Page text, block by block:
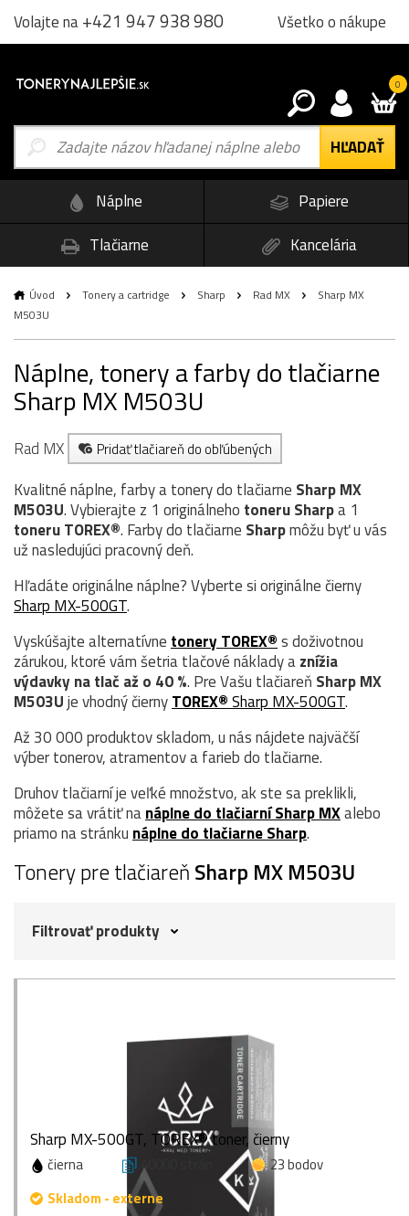
Volajte na+421 947 938 980 Všetko o nákupe
0
Náplne
Papiere
Tlačiarne
Kancelária
Úvod Tonery a cartridge Sharp Rad MX
Sharp MX
M503U
Náplne, tonery a farby do tlačiarne
Sharp MX M503U
Rad MX Pridať tlačiareň do obľúbených
Kvalitné náplne, farby a tonery do tlačiarne Sharp MX
M503U. Vybierajte z 1 originálneho toneruSharpa 1
toneru TOREX®. Farby do tlačiarne Sharpmôžu byť u vás
už nasledujúci pracovný deň.
Hľadáte originálne náplne? Vyberte si originálne čierny
Sharp MX-500GT.
Vyskúšajte alternatívne tonery TOREX®s doživotnou
zárukou, ktoré vám šetria tlačové náklady aznížia
výdavky na tlač až o 40 %. Pre Vašu tlačiareň Sharp MX
M503Uje vhodný čiernyTOREX®Sharp MX-500GT.
Až 30 000 produktov skladom, u nás nájdete najväčší
výber tonerov, atramentov a farieb do tlačiarne.
Druhov tlačiarní je veľké množstvo, ak ste sa preklikli,
môžete sa vrátiť nanáplne do tlačiarní Sharp MXalebo
priamo na stránku náplne do tlačiarne Sharp.
Tonery pre tlačiareň Sharp MX M503U
Filtrovať produkty
Sharp MX-500GT, TOREX® toner, čierny
čierna 40000 strán
23 bodov
Skladom - externe